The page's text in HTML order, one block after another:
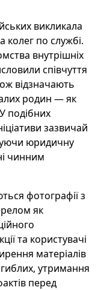
викликала
колег по службі.
внутрішніх
співчуття
відзначають
родин — як
подібних
зазвичай
юридичну
чинним
фотографії з
як
та користувачі
матеріалів
утримання
перед